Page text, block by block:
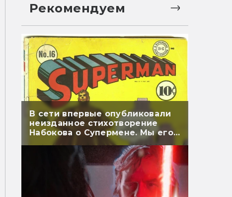
Рекомендуем
В сети впервые опубликовали
неизданное стихотворение
Набокова о Супермене. Мы его
перевели